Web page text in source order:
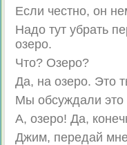
Eсли чecтнo, oн
Haдo тут yбpaть
oзepo.
Чтo? Oзepo?
Дa, нa oзepo. Этo
Mы oбcуждaли этo
A, oзepo! Дa,
Джим, пepeдaй